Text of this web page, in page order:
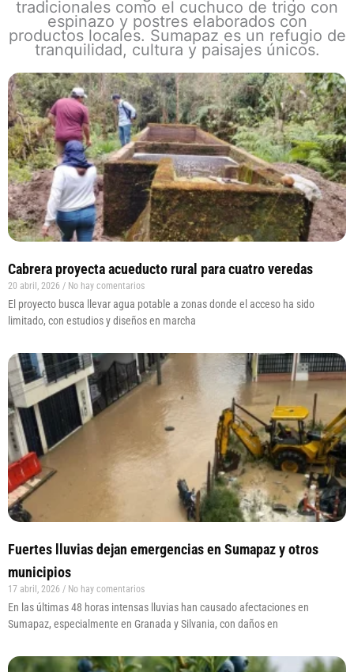
tradicionales como el cuchuco de trigo con
espinazo y postres elaborados con
productos locales. Sumapaz es un refugio de
tranquilidad, cultura y paisajes únicos.
Cabrera proyecta acueducto rural para cuatro veredas
20 abril, 2026 No hay comentarios
El proyecto busca llevar agua potable a zonas donde el acceso ha sido
limitado, con estudios y diseños en marcha
Fuertes lluvias dejan emergencias en Sumapaz y otros
municipios
17 abril, 2026 No hay comentarios
En las últimas 48 horas intensas lluvias han causado afectaciones en
Sumapaz, especialmente en Granada y Silvania, con daños en